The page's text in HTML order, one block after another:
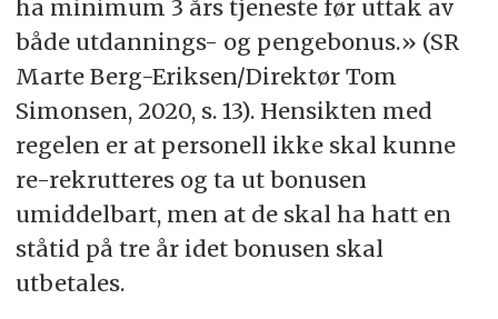
ha minimum 3 års tjeneste før uttak av
både utdannings- og pengebonus.» (SR
Marte Berg-Eriksen/Direktør Tom
Simonsen, 2020, s. 13). Hensikten med
regelen er at personell ikke skal kunne
re-rekrutteres og ta ut bonusen
umiddelbart, men at de skal ha hatt en
ståtid på tre år idet bonusen skal
utbetales.